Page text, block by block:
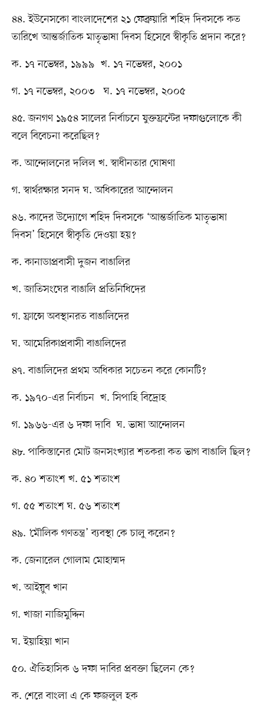
৪৪. ইউনেসকো বাংলাদেশের ২১ ফেব্রুয়ারি শহিদ দিবসকে কত
তারিখে আন্তর্জাতিক মাতৃভাষা দিবস হিসেবে স্বীকৃতি প্রদান করে?
ক. ১৭ নভেম্বর, ১৯৯৯ খ. ১৭ নভেম্বর, ২০০১
গ. ১৭ নভেম্বর, ২০০৩ ঘ. ১৭ নভেম্বর, ২০০৫
৪৫. জনগণ ১৯৫৪ সালের নির্বাচনে যুক্তফ্রন্টের দফাগুলোকে কী
বলে বিবেচনা করেছিল?
ক. আন্দোলনের দলিল খ. স্বাধীনতার ঘোষণা
গ. স্বার্থরক্ষার সনদ ঘ. অধিকারের আন্দোলন
৪৬. কাদের উদ্যোগে শহিদ দিবসকে ‘আন্তর্জাতিক মাতৃভাষা
দিবস’ হিসেবে স্বীকৃতি দেওয়া হয়?
ক. কানাডাপ্রবাসী দুজন বাঙালির
খ. জাতিসংঘের বাঙালি প্রতিনিধিদের
গ. ফ্রান্সে অবস্থানরত বাঙালিদের
ঘ. আমেরিকাপ্রবাসী বাঙালিদের
৪৭. বাঙালিদের প্রথম অধিকার সচেতন করে কোনটি?
ক. ১৯৭০-এর নির্বাচন খ. সিপাহি বিদ্রোহ
গ. ১৯৬৬-এর ৬ দফা দাবি ঘ. ভাষা আন্দোলন
৪৮. পাকিস্তানের মোট জনসংখ্যার শতকরা কত ভাগ বাঙালি ছিল?
ক. ৪০ শতাংশ খ. ৫১ শতাংশ
গ. ৫৫ শতাংশ ঘ. ৫৬ শতাংশ
৪৯. ‘মৌলিক গণতন্ত্র’ ব্যবস্থা কে চালু করেন?
ক. জেনারেল গোলাম মোহাম্মদ
খ. আইয়ুব খান
গ. খাজা নাজিমুদ্দিন
ঘ. ইয়াহিয়া খান
৫০. ঐতিহাসিক ৬ দফা দাবির প্রবক্তা ছিলেন কে?
ক. শেরে বাংলা এ কে ফজলুল হক